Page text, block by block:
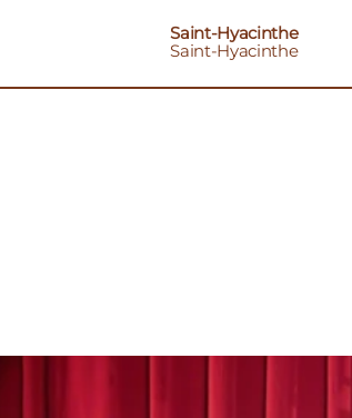
Saint-Hyacinthe
Saint-Hyacinthe